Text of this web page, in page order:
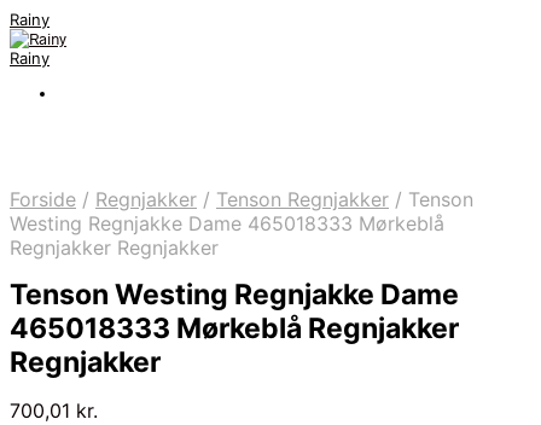
Rainy
Rainy
Forside / Regnjakker / Tenson Regnjakker / Tenson
Westing Regnjakke Dame 465018333 Mørkeblå
Regnjakker Regnjakker
Tenson Westing Regnjakke Dame
465018333 Mørkeblå Regnjakker
Regnjakker
700,01 kr.